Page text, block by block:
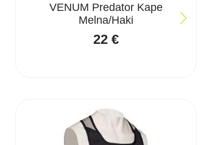
VENUM Predator Kape
Melna/Haki
22 €